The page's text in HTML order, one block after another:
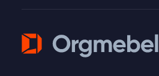
Telegram